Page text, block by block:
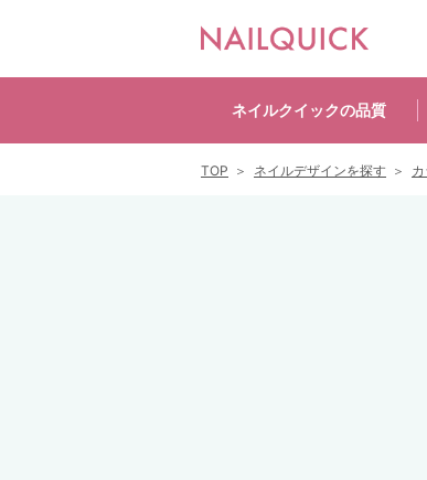
ネイルクイックの品質
TOP ネイルデザインを探す